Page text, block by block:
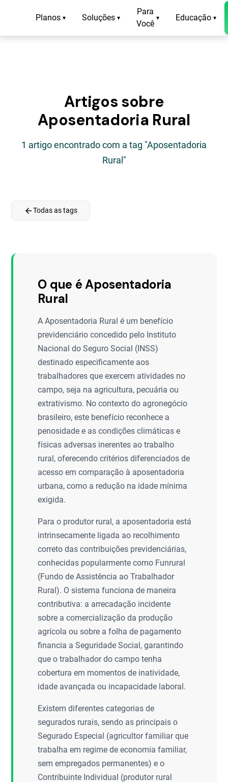
Planos ▾ Soluções ▾
Para
Você
▾ Educação ▾
Artigos sobre
Aposentadoria Rural
1 artigo encontrado com a tag "Aposentadoria
Rural"
arrow_backTodas as tags
O que é Aposentadoria
Rural
A Aposentadoria Rural é um benefício
previdenciário concedido pelo Instituto
Nacional do Seguro Social (INSS)
destinado especificamente aos
trabalhadores que exercem atividades no
campo, seja na agricultura, pecuária ou
extrativismo. No contexto do agronegócio
brasileiro, este benefício reconhece a
penosidade e as condições climáticas e
físicas adversas inerentes ao trabalho
rural, oferecendo critérios diferenciados de
acesso em comparação à aposentadoria
urbana, como a redução na idade mínima
exigida.
Para o produtor rural, a aposentadoria está
intrinsecamente ligada ao recolhimento
correto das contribuições previdenciárias,
conhecidas popularmente como Funrural
(Fundo de Assistência ao Trabalhador
Rural). O sistema funciona de maneira
contributiva: a arrecadação incidente
sobre a comercialização da produção
agrícola ou sobre a folha de pagamento
financia a Seguridade Social, garantindo
que o trabalhador do campo tenha
cobertura em momentos de inatividade,
idade avançada ou incapacidade laboral.
Existem diferentes categorias de
segurados rurais, sendo as principais o
Segurado Especial (agricultor familiar que
trabalha em regime de economia familiar,
sem empregados permanentes) e o
Contribuinte Individual (produtor rural